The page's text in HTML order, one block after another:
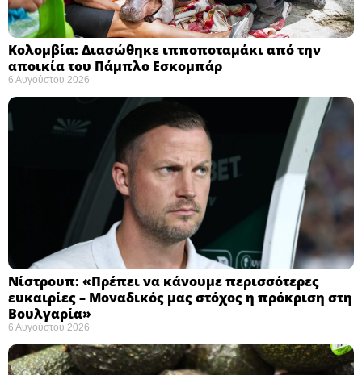
Κολομβία: Διασώθηκε ιπποποταμάκι από την
αποικία του Πάμπλο Εσκομπάρ ​
6 Αυγούστου 2026
Νίστρουπ: «Πρέπει να κάνουμε περισσότερες
ευκαιρίες – Μοναδικός μας στόχος η πρόκριση στη
Βουλγαρία» ​
6 Αυγούστου 2026